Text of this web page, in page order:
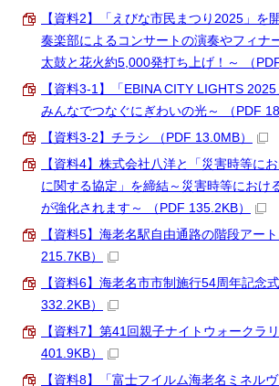
【資料2】「えびな市民まつり2025」を
奏楽部によるコンサートの演奏やフィナ
太鼓と花火約5,000発打ち上げ！～ （
【資料3-1】「EBINA CITY LIGHTS
みんなでつなぐにぎわいの光～ （PDF
【資料3-2】チラシ （PDF 13.0MB）
【資料4】株式会社八洋と「災害時等に
に関する協定」を締結～災害時等におけ
が強化されます～ （PDF 135.2KB）
【資料5】海老名駅自由通路の階段アー
215.7KB）
【資料6】海老名市市制施行54周年記念
332.2KB）
【資料7】第41回親子ナイトウォークラ
401.9KB）
【資料8】「富士フイルム海老名ミネル